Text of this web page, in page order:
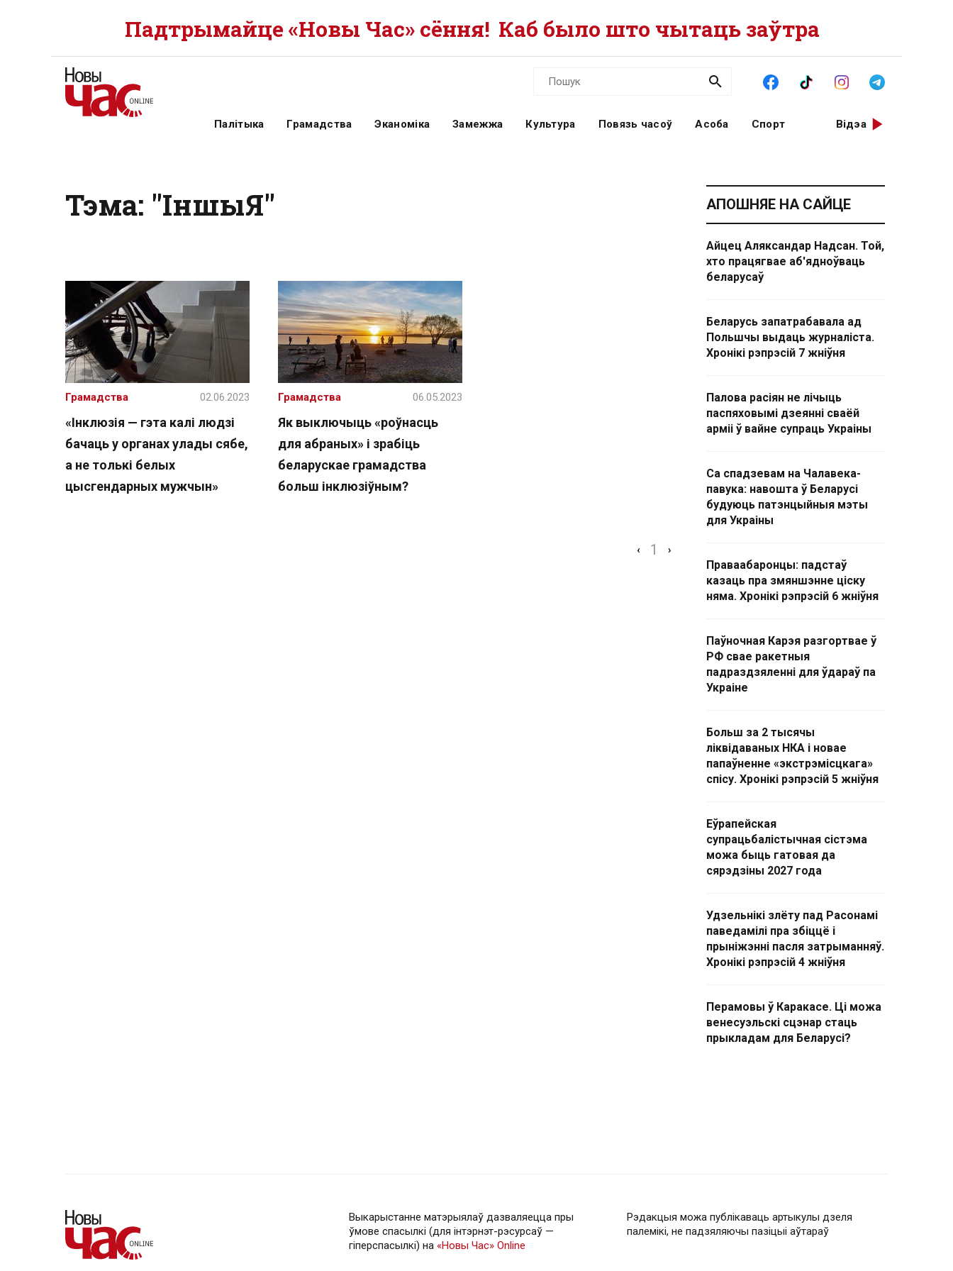
Падтрымайце «Новы Час» сёння! Каб было што чытаць заўтра
Палітыка Грамадства Эканоміка Замежжа Культура Повязь часоў Асоба Спорт Відэа
Тэма: "ІншыЯ"
«Інклюзія — гэта калі людзі
бачаць у органах улады сябе,
а не толькі белых
цысгендарных мужчын»
Грамадства 02.06.2023
Як выключыць «роўнасць
для абраных» і зрабіць
беларускае грамадства
больш інклюзіўным?
Грамадства 06.05.2023
‹ 1 ›
АПОШНЯЕ НА САЙЦЕ
Айцец Аляксандар Надсан. Той,
хто працягвае аб'ядноўваць
беларусаў
Беларусь запатрабавала ад
Польшчы выдаць журналіста.
Хронікі рэпрэсій 7 жніўня
Палова расіян не лічыць
паспяховымі дзеянні сваёй
арміі ў вайне супраць Украіны
Са спадзевам на Чалавека-
павука: навошта ў Беларусі
будуюць патэнцыйныя мэты
для Украіны
Праваабаронцы: падстаў
казаць пра змяншэнне ціску
няма. Хронікі рэпрэсій 6 жніўня
Паўночная Карэя разгортвае ў
РФ свае ракетныя
падраздзяленні для ўдараў па
Украіне
Больш за 2 тысячы
ліквідаваных НКА і новае
папаўненне «экстрэмісцкага»
спісу. Хронікі рэпрэсій 5 жніўня
Еўрапейская
супрацьбалістычная сістэма
можа быць гатовая да
сярэдзіны 2027 года
Удзельнікі злёту пад Расонамі
паведамілі пра збіццё і
прыніжэнні пасля затрыманняў.
Хронікі рэпрэсій 4 жніўня
Перамовы ў Каракасе. Ці можа
венесуэльскі сцэнар стаць
прыкладам для Беларусі?
Выкарыстанне матэрыялаў дазваляецца пры
ўмове спасылкі (для інтэрнэт-рэсурсаў —
гiперспасылкi) на «Новы Час» Online
Рэдакцыя можа публікаваць артыкулы дзеля
палемікі, не падзяляючы пазіцыі аўтараў